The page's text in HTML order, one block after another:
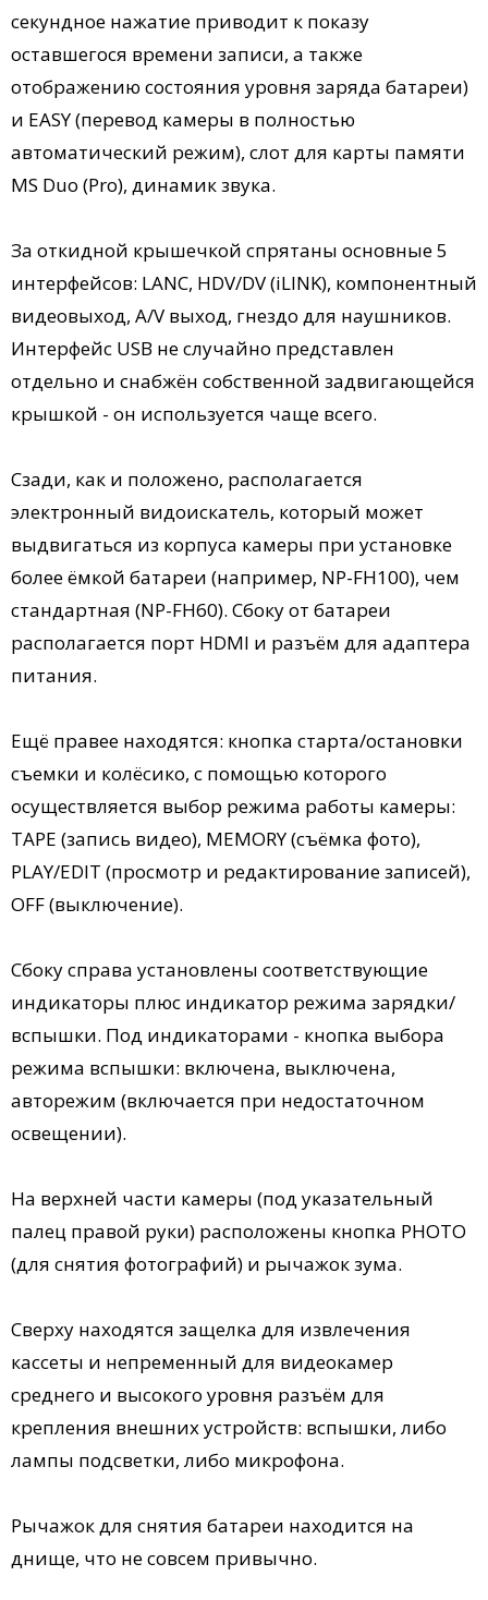
секундное нажатие приводит к показу
оставшегося времени записи, а также
отображению состояния уровня заряда батареи)
и EASY (перевод камеры в полностью
автоматический режим), слот для карты памяти
MS Duo (Pro), динамик звука.
За откидной крышечкой спрятаны основные 5
интерфейсов: LANC, HDV/DV (iLINK), компонентный
видеовыход, A/V выход, гнездо для наушников.
Интерфейс USB не случайно представлен
отдельно и снабжён собственной задвигающейся
крышкой - он используется чаще всего.
Сзади, как и положено, располагается
электронный видоискатель, который может
выдвигаться из корпуса камеры при установке
более ёмкой батареи (например, NP-FH100), чем
стандартная (NP-FH60). Сбоку от батареи
располагается порт HDMI и разъём для адаптера
питания.
Ещё правее находятся: кнопка старта/остановки
съемки и колёсико, с помощью которого
осуществляется выбор режима работы камеры:
TAPE (запись видео), MEMORY (съёмка фото),
PLAY/EDIT (просмотр и редактирование записей),
OFF (выключение).
Сбоку справа установлены соответствующие
индикаторы плюс индикатор режима зарядки/
вспышки. Под индикаторами - кнопка выбора
режима вспышки: включена, выключена,
авторежим (включается при недостаточном
освещении).
На верхней части камеры (под указательный
палец правой руки) расположены кнопка PHOTO
(для снятия фотографий) и рычажок зума.
Cверху находятся защелка для извлечения
кассеты и непременный для видеокамер
среднего и высокого уровня разъём для
крепления внешних устройств: вспышки, либо
лампы подсветки, либо микрофона.
Рычажок для снятия батареи находится на
днище, что не совсем привычно.